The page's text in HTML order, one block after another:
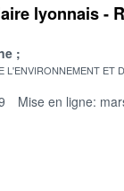
lyonnais -
L'ENVIRONNEMENT ET
Mise en ligne: